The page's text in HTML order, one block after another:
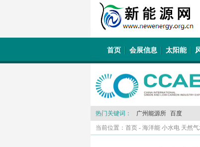
首页 会展信息 太阳能
热门关键词： 广州能源所 百度
当前位置： 首页 - 海洋能 小水电 天然